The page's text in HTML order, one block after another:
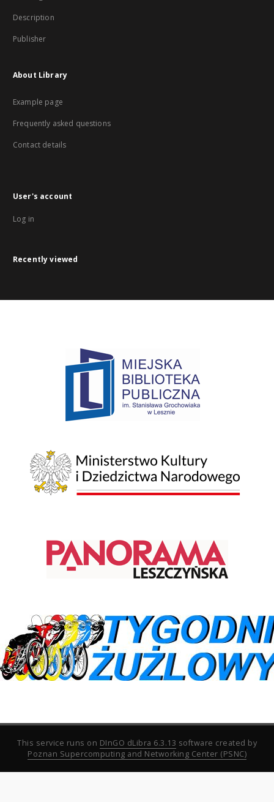
Description
Publisher
About Library
Example page
Frequently asked questions
Contact details
User's account
Log in
Recently viewed
This service runs on DInGO dLibra 6.3.13 software created by
Poznan Supercomputing and Networking Center (PSNC)